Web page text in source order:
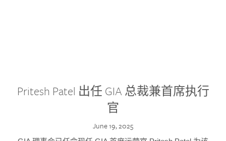
Pritesh Patel 出任 GIA 总裁兼首席执行
官
June 19, 2025